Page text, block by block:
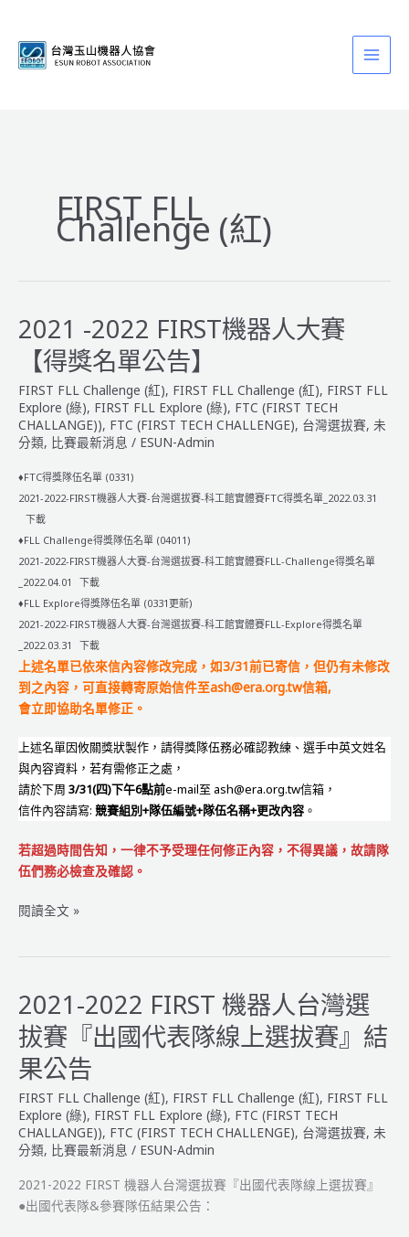
FIRST FLL
Challenge (紅)
2021 -2022 FIRST機器人大賽
【得獎名單公告】
FIRST FLL Challenge (紅), FIRST FLL Challenge (紅), FIRST FLL
Explore (綠), FIRST FLL Explore (綠), FTC (FIRST TECH
CHALLANGE)), FTC (FIRST TECH CHALLENGE), 台灣選拔賽, 未
分類, 比賽最新消息 / ESUN-Admin
♦FTC得獎隊伍名單 (0331)
2021-2022-FIRST機器人大賽-台灣選拔賽-科工館實體賽FTC得獎名單_2022.03.31
下載
♦FLL Challenge得獎隊伍名單 (04011)
2021-2022-FIRST機器人大賽-台灣選拔賽-科工館實體賽FLL-Challenge得獎名單
_2022.04.01
下載
♦FLL Explore得獎隊伍名單 (0331更新)
2021-2022-FIRST機器人大賽-台灣選拔賽-科工館實體賽FLL-Explore得獎名單
_2022.03.31
下載
上述名單已依來信內容修改完成，如3/31前已寄信，但仍有未修改
到之內容，可直接轉寄原始信件至ash@era.org.tw信箱,
會立即協助名單修正。
上述名單因攸關獎狀製作，請得獎隊伍務必確認教練、選手中英文姓名
與內容資料，若有需修正之處，
請於下周 3/31(四)下午6點前e-mail至 ash@era.org.tw信箱，
信件內容請寫: 競賽組別+隊伍編號+隊伍名稱+更改內容 。
若超過時間告知，一律不予受理任何修正內容，不得異議，故請隊
伍們務必檢查及確認。
2021
器
人
大
賽
【得
獎
名
單
公
告】
閱讀全文 »
2021-2022 FIRST 機器人台灣選
拔賽『出國代表隊線上選拔賽』結
果公告
FIRST FLL Challenge (紅), FIRST FLL Challenge (紅), FIRST FLL
Explore (綠), FIRST FLL Explore (綠), FTC (FIRST TECH
CHALLANGE)), FTC (FIRST TECH CHALLENGE), 台灣選拔賽, 未
分類, 比賽最新消息 / ESUN-Admin
2021-2022 FIRST 機器人台灣選拔賽『出國代表隊線上選拔賽』
●出國代表隊&參賽隊伍結果公告：